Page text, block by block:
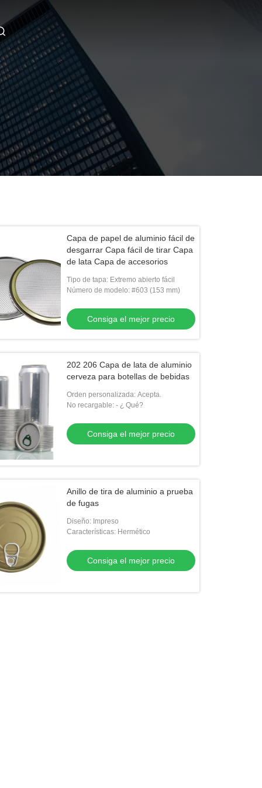
Capa de papel de aluminio fácil de
desgarrar Capa fácil de tirar Capa
de lata Capa de accesorios
Tipo de tapa: Extremo abierto fácil
Número de modelo: #603 (153 mm)
Consiga el mejor precio
202 206 Capa de lata de aluminio
cerveza para botellas de bebidas
Orden personalizada: Acepta.
No recargable: - ¿ Qué?
Consiga el mejor precio
Anillo de tira de aluminio a prueba
de fugas
Diseño: Impreso
Características: Hermético
Consiga el mejor precio